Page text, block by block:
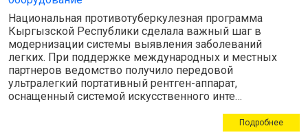
Национальная противотуберкулезная программа
Кыргызской Республики сделала важный шаг в
модернизации системы выявления заболеваний
легких. При поддержке международных и местных
партнеров ведомство получило передовой
ультралегкий портативный рентген-аппарат,
оснащенный системой искусственного инте…
Подробнее